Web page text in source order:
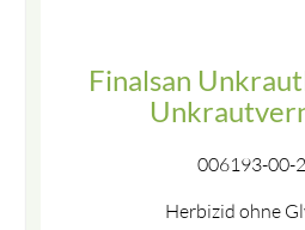
Finalsan
006193-00-
Herbizid ohne